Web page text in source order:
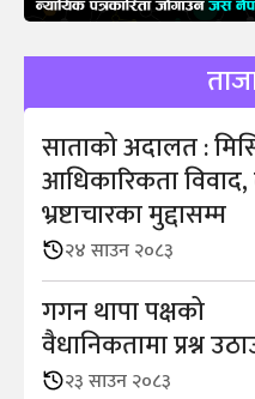
साताको अदालत :
आधिकारिकता विवाद,
भ्रष्टाचारका मुद्दासम्म
२४ साउन २०८३
गगन थापा पक्षको
वैधानिकतामा प्रश्न
२३ साउन २०८३